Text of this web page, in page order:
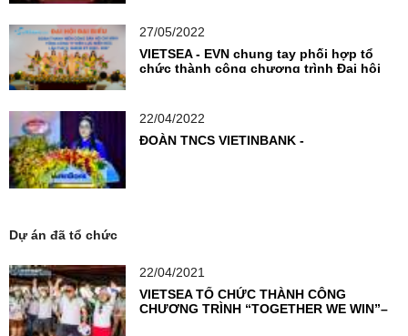
27/05/2022
VIETSEA - EVN chung tay phối hợp tổ
chức thành công chương trình Đại hội
22/04/2022
ĐOÀN TNCS VIETINBANK -
Dự án đã tổ chức
22/04/2021
VIETSEA TỔ CHỨC THÀNH CÔNG
CHƯƠNG TRÌNH “TOGETHER WE WIN”–